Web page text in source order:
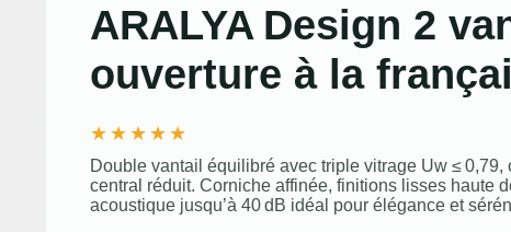
ARALYA Design 2
ouverture à la
★ ★ ★ ★ ★
Double vantail équilibré avec triple vitrage Uw ≤ 0,79,
central réduit. Corniche affinée, finitions lisses haute
acoustique jusqu’à 40 dB idéal pour élégance et